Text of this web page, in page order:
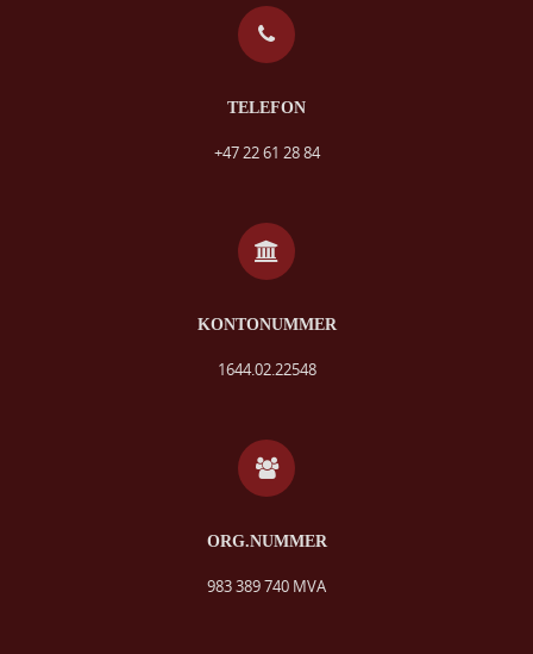
TELEFON
+47 22 61 28 84
KONTONUMMER
1644.02.22548
ORG.NUMMER
983 389 740 MVA